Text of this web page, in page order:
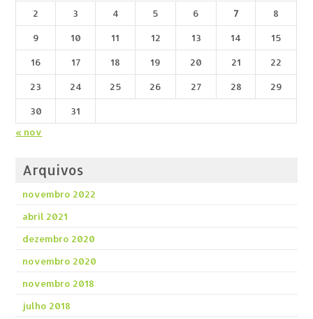
2 3 4 5 6 7 8
9 10 11 12 13 14 15
16 17 18 19 20 21 22
23 24 25 26 27 28 29
30
31
« nov
Arquivos
novembro 2022
abril 2021
dezembro 2020
novembro 2020
novembro 2018
julho 2018